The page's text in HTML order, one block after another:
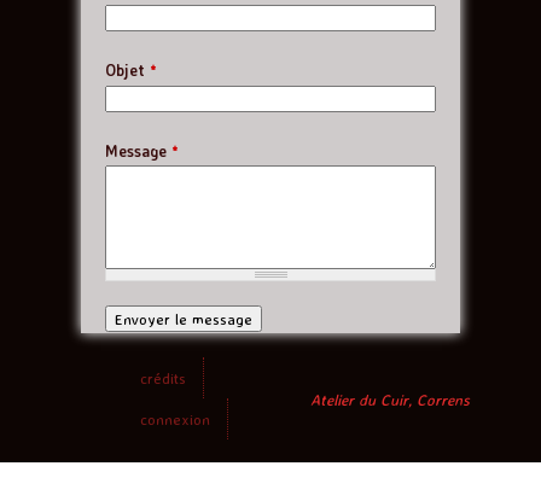
Objet *
Message *
crédits
connexion
Atelier du Cuir, Correns